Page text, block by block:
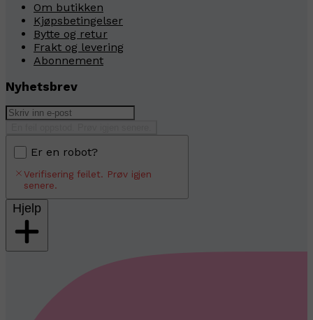
Om butikken
Kjøpsbetingelser
Bytte og retur
Frakt og levering
Abonnement
Nyhetsbrev
Er en robot?
Verifisering feilet. Prøv igjen
senere.
Hjelp